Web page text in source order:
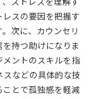
スの要因を把握す
次に、カウンセリ
持つ助けになりま
メントのスキルを指
などの具体的な技
とで孤独感を軽減